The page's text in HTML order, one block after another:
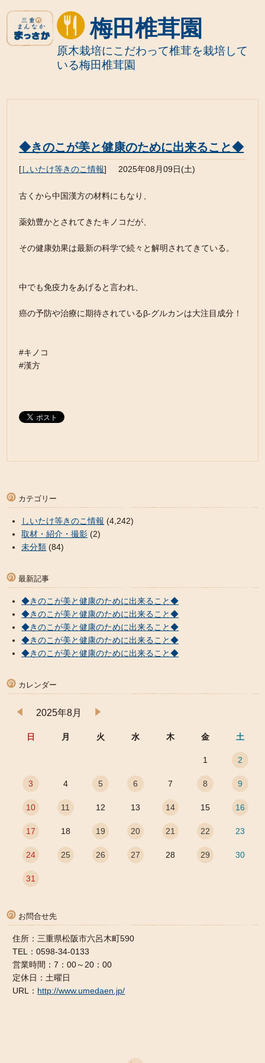
梅田椎茸園
原木栽培にこだわって椎茸を栽培して
いる梅田椎茸園
◆きのこが美と健康のために出来ること◆
[しいたけ等きのこ情報] 2025年08月09日(土)
古くから中国漢方の材料にもなり、
薬効豊かとされてきたキノコだが、
その健康効果は最新の科学で続々と解明されてきている。
中でも免疫力をあげると言われ、
癌の予防や治療に期待されているβ-グルカンは大注目成分！
#キノコ
#漢方
カテゴリー
しいたけ等きのこ情報 (4,242)
取材・紹介・撮影 (2)
未分類 (84)
最新記事
◆きのこが美と健康のために出来ること◆
◆きのこが美と健康のために出来ること◆
◆きのこが美と健康のために出来ること◆
◆きのこが美と健康のために出来ること◆
◆きのこが美と健康のために出来ること◆
カレンダー
2025年8月
日 月 火 水 木 金 土
1 2
3 4 5 6 7 8 9
10 11 12 13 14 15 16
17 18 19 20 21 22 23
24 25 26 27 28 29 30
31
お問合せ先
住所：三重県松阪市六呂木町590
TEL：0598-34-0133
営業時間：7：00～20：00
定休日：土曜日
URL： http://www.umedaen.jp/